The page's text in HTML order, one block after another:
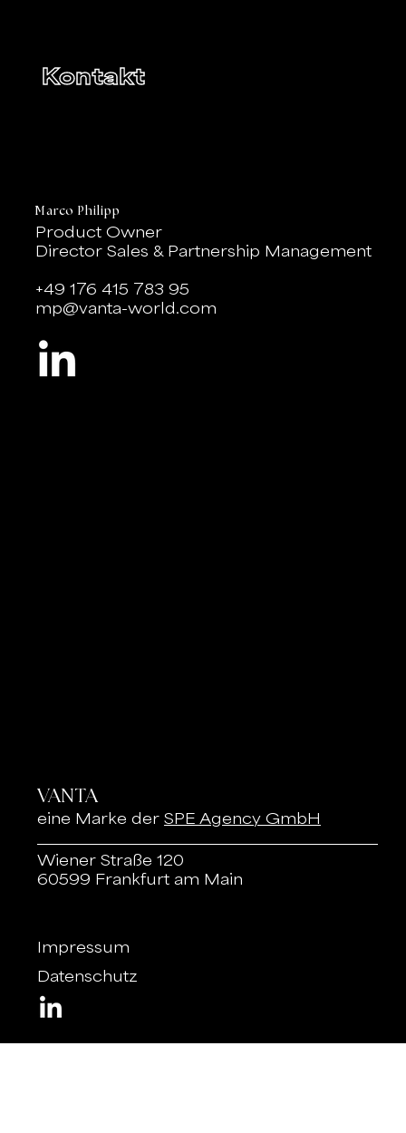
Kontakt
Marco Philipp
Product Owner
Director Sales & Partnership Management
+49 176 415 783 95
mp@vanta-world.com
VANTA
eine Marke der SPE Agency GmbH
Wiener Straße 120
60599 Frankfurt am Main
Impressum
Datenschutz